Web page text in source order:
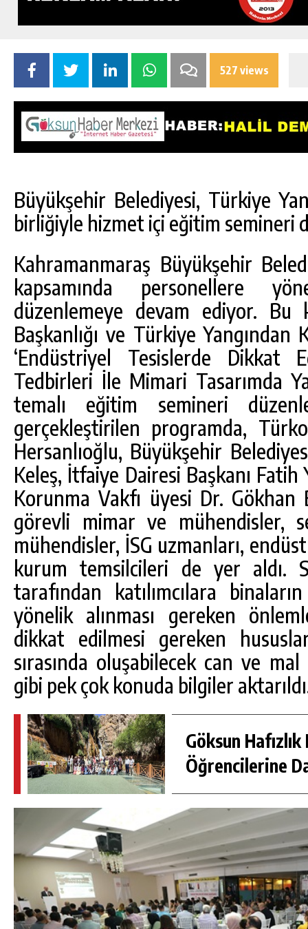
527 views
Büyükşehir Belediyesi, Türkiye
birliğiyle hizmet içi eğitim semineri
Kahramanmaraş Büyükşehir
kapsamında personellere
düzenlemeye devam ediyor. Bu
Başkanlığı ve Türkiye
‘Endüstriyel Tesislerde Dikkat
Tedbirleri İle Mimari Tasarımda
temalı eğitim semineri
gerçekleştirilen programda,
Hersanlıoğlu, Büyükşehir
Keleş, İtfaiye Dairesi Başkanı Fatih
Korunma Vakfı üyesi Dr. Gökhan
görevli mimar ve mühendisler,
mühendisler, İSG uzmanları,
kurum temsilcileri de yer aldı.
tarafından katılımcılara
yönelik alınması gereken
dikkat edilmesi gereken
sırasında oluşabilecek can ve
gibi pek çok konuda bilgiler
Göksun Hafızlık
Öğrencilerine
GÜNLÜK HABER AKIŞI
GÖKSUN HAFIZLIK KIZ KUR’AN KURSU
ÖĞRENCILERINE DARENDE GEZISI.